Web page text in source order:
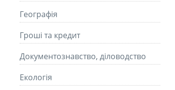
Географія
Гроші та кредит
Документознавство, діловодство
Екологія